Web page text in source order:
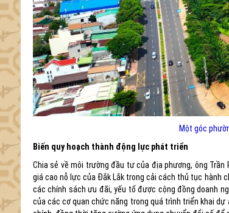
Một góc
Biến quy hoạch thành động lực phát triển
Chia sẻ về môi trường đầu tư của địa phương, ông Trần
giá cao nỗ lực của Đắk Lắk trong cải cách thủ tục hành
các chính sách ưu đãi, yếu tố được cộng đồng doanh
của các cơ quan chức năng trong quá trình triển khai dự